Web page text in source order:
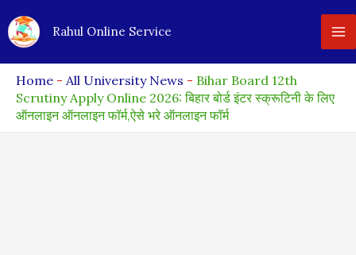
to
Rahul Online Service
Home - All University News - Bihar Board 12th
Scrutiny Apply Online 2026: बिहार बोर्ड इंटर स्क्रूटिनी के लिए
ऑनलाइन ऑनलाइन फॉर्म,ऐसे भरे ऑनलाइन फॉर्म